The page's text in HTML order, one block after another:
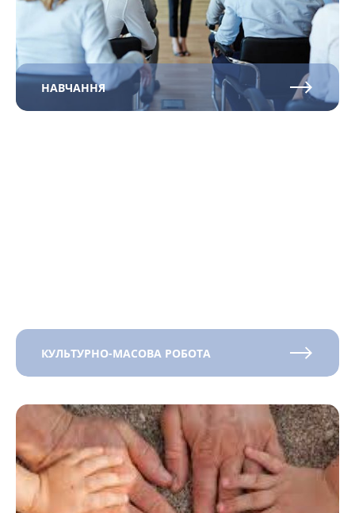
НАВЧАННЯ
КУЛЬТУРНО-МАСОВА РОБОТА